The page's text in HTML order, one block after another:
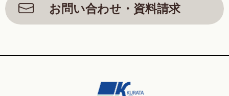
お問い合わせ・資料請求